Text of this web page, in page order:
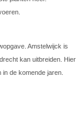
Amstelwijck is
kan uitbreiden. Hier
de komende jaren.